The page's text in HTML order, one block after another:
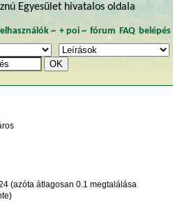
Egyesület hivatalos oldala
~ + poi~ fórum FAQ belépés
(azóta átlagosan 0.1 megtalálása